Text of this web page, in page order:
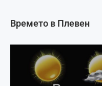
Времето в Плевен